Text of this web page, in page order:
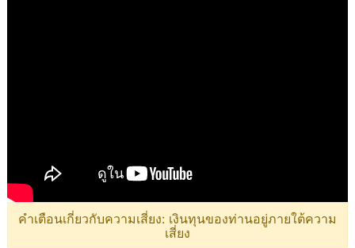
คำเตือนเกี่ยวกับความเสี่ยง: เงินทุนของท่านอยู่ภายใต้ความ
เสี่ยง